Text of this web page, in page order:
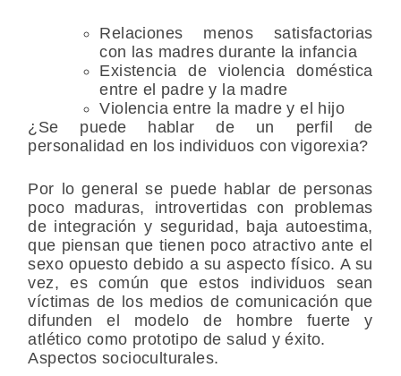
Relaciones menos satisfactorias
con las madres durante la infancia
Existencia de violencia doméstica
entre el padre y la madre
Violencia entre la madre y el hijo
¿Se puede hablar de un perfil de
personalidad en los individuos con vigorexia?
Por lo general se puede hablar de personas
poco maduras, introvertidas con problemas
de integración y seguridad, baja autoestima,
que piensan que tienen poco atractivo ante el
sexo opuesto debido a su aspecto físico. A su
vez, es común que estos individuos sean
víctimas de los medios de comunicación que
difunden el modelo de hombre fuerte y
atlético como prototipo de salud y éxito.
Aspectos socioculturales.